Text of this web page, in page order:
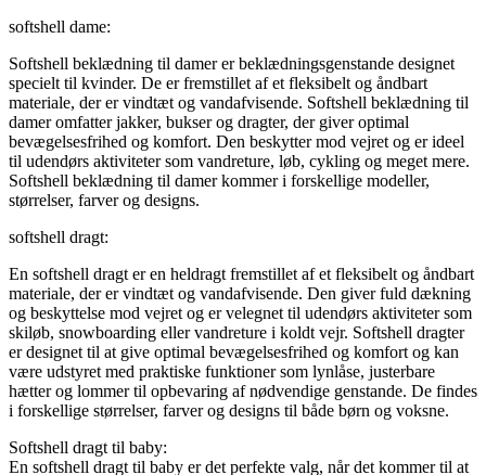
softshell dame:
Softshell beklædning til damer er beklædningsgenstande designet
specielt til kvinder. De er fremstillet af et fleksibelt og åndbart
materiale, der er vindtæt og vandafvisende. Softshell beklædning til
damer omfatter jakker, bukser og dragter, der giver optimal
bevægelsesfrihed og komfort. Den beskytter mod vejret og er ideel
til udendørs aktiviteter som vandreture, løb, cykling og meget mere.
Softshell beklædning til damer kommer i forskellige modeller,
størrelser, farver og designs.
softshell dragt:
En softshell dragt er en heldragt fremstillet af et fleksibelt og åndbart
materiale, der er vindtæt og vandafvisende. Den giver fuld dækning
og beskyttelse mod vejret og er velegnet til udendørs aktiviteter som
skiløb, snowboarding eller vandreture i koldt vejr. Softshell dragter
er designet til at give optimal bevægelsesfrihed og komfort og kan
være udstyret med praktiske funktioner som lynlåse, justerbare
hætter og lommer til opbevaring af nødvendige genstande. De findes
i forskellige størrelser, farver og designs til både børn og voksne.
Softshell dragt til baby:
En softshell dragt til baby er det perfekte valg, når det kommer til at